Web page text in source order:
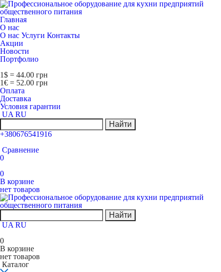
Главная
О нас
О нас Услуги Контакты
Акции
Новости
Портфолио
1$ = 44.00 грн
1€ = 52.00 грн
Оплата
Доставка
Условия гарантии
UA RU
Найти
+380676541916
Сравнение
0
0
В корзине
нет товаров
Найти
UA RU
0
В корзине
нет товаров
Каталог